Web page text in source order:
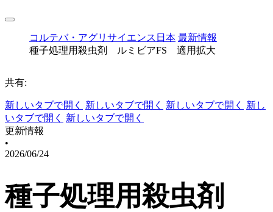
コルテバ・アグリサイエンス日本 最新情報
種子処理用殺虫剤 ルミビアFS 適用拡大
共有:
新しいタブで開く 新しいタブで開く 新しいタブで開く
新し
いタブで開く
新しいタブで開く
更新情報
•
2026/06/24
種子処理用殺虫剤